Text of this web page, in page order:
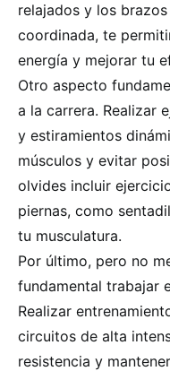
relajados y los
coordinada, te
energía y mejorar tu
Otro aspecto
a la carrera. Realizar
y estiramientos
músculos y evitar
olvides incluir
piernas, como
tu musculatura.
Por último, pero no
fundamental trabajar
Realizar
circuitos de alta
resistencia y